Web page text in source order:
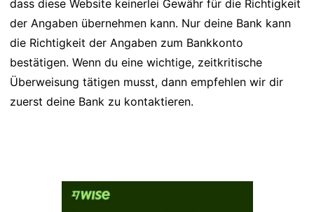
dass diese Website keinerlei Gewähr für die Richtigkeit
der Angaben übernehmen kann. Nur deine Bank kann
die Richtigkeit der Angaben zum Bankkonto
bestätigen. Wenn du eine wichtige, zeitkritische
Überweisung tätigen musst, dann empfehlen wir dir
zuerst deine Bank zu kontaktieren.